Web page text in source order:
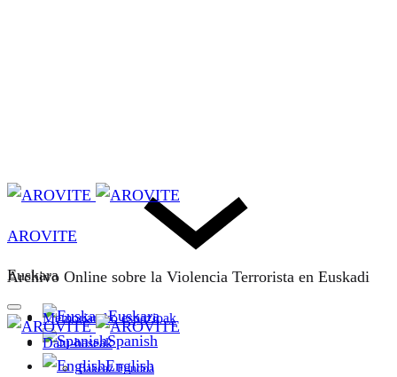
Euskara
Euskara
Spanish
English
AROVITE
Archivo Online sobre la Violencia Terrorista en Euskadi
Memoriarako espazioak
Datu-baseak
Bakeaz Fondoa